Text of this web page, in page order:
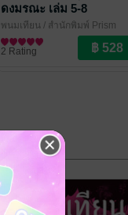
ดงมรณะ เล่ม 5-8
พนมเทียน / สำนักพิมพ์ Prism
นิยายผจญภัย/บู๊แอกชัน
2 Rating